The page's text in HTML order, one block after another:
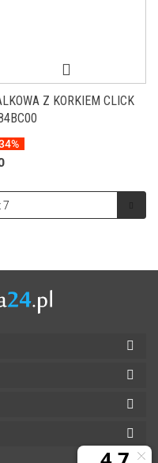
Z KORKIEM CLICK